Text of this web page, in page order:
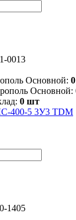
0013
Основной:
Основной:
0 шт
400-5 3У3 TDM
1405